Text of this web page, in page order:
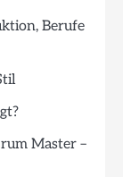
Berufe
Master –